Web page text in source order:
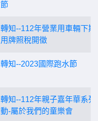
節
轉知--112年營業用車輛下期
用牌照稅開徵
轉知--2023國際跑水節
轉知--112年親子嘉年華系列
動-屬於我們的童樂會